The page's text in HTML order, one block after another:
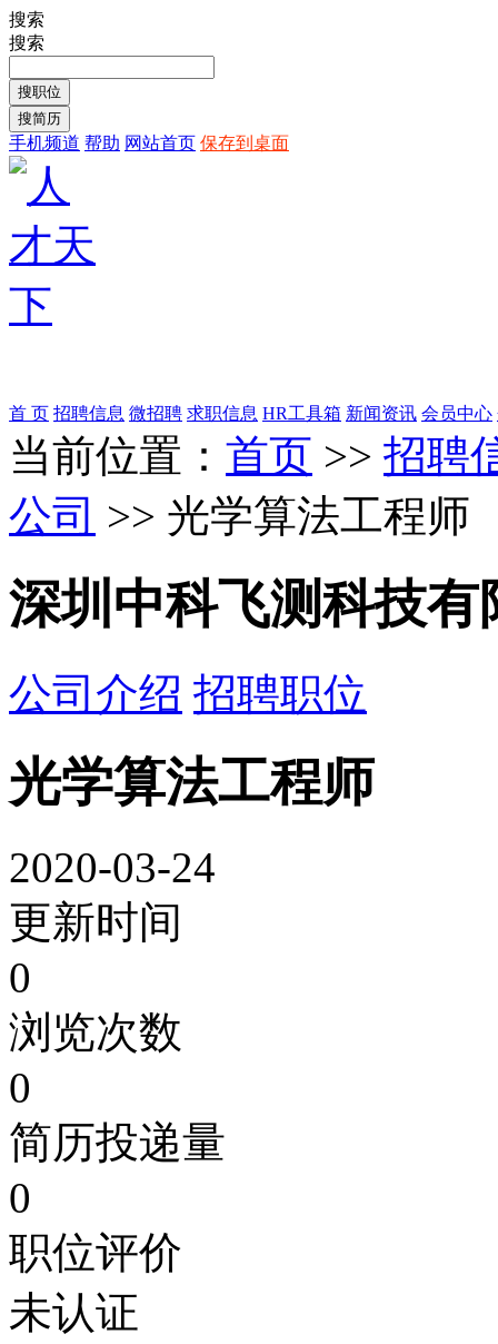
搜索
搜索
手机频道 帮助 网站首页 保存到桌面
首 页 招聘信息 微招聘 求职信息 HR工具箱 新闻资讯 会员中心
当前位置： 首页 >> 招聘
公司 >> 光学算法工程师
深圳中科飞测科技有
公司介绍 招聘职位
光学算法工程师
2020-03-24
更新时间
0
浏览次数
0
简历投递量
0
职位评价
未认证